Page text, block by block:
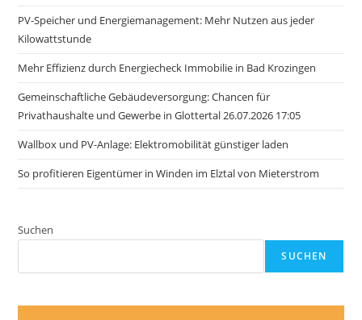
PV-Speicher und Energiemanagement: Mehr Nutzen aus jeder
Kilowattstunde
Mehr Effizienz durch Energiecheck Immobilie in Bad Krozingen
Gemeinschaftliche Gebäudeversorgung: Chancen für
Privathaushalte und Gewerbe in Glottertal 26.07.2026 17:05
Wallbox und PV-Anlage: Elektromobilität günstiger laden
So profitieren Eigentümer in Winden im Elztal von Mieterstrom
Suchen
SUCHEN